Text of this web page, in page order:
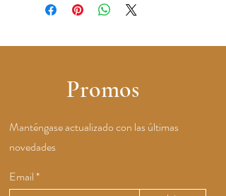
Promos
Manténgase actualizado con las últimas
novedades
Email